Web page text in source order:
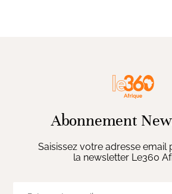
Abonnement
Saisissez votre adresse email
la newsletter Le360